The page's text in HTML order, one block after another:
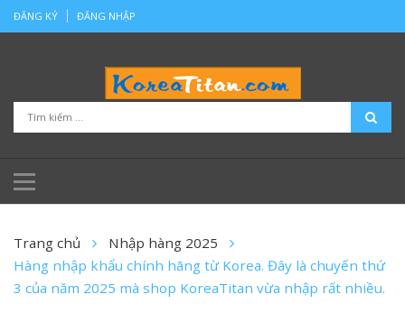
ĐĂNG KÝ ĐĂNG NHẬP
Trang chủ
Nhập hàng 2025
Hàng nhập khẩu chính hãng từ Korea. Đây là chuyến thứ
3 của năm 2025 mà shop KoreaTitan vừa nhập rất nhiều.